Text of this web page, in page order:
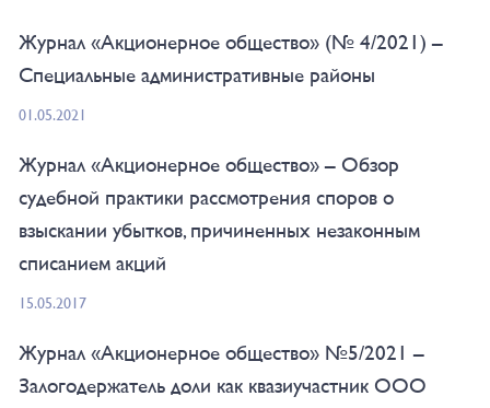
Журнал «Акционерное общество» (№ 4/2021) –
Специальные административные районы
01.05.2021
Журнал «Акционерное общество» – Обзор
судебной практики рассмотрения споров о
взыскании убытков, причиненных незаконным
списанием акций
15.05.2017
Журнал «Акционерное общество» №5/2021 –
Залогодержатель доли как квазиучастник ООО